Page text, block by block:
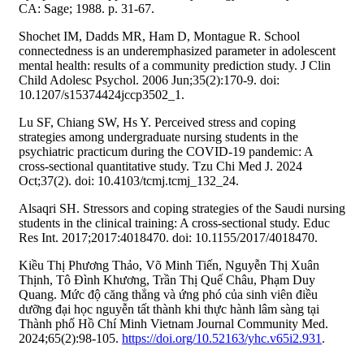
CA: Sage; 1988. p. 31-67.
Shochet IM, Dadds MR, Ham D, Montague R. School
connectedness is an underemphasized parameter in adolescent
mental health: results of a community prediction study. J Clin
Child Adolesc Psychol. 2006 Jun;35(2):170-9. doi:
10.1207/s15374424jccp3502_1.
Lu SF, Chiang SW, Hs Y. Perceived stress and coping
strategies among undergraduate nursing students in the
psychiatric practicum during the COVID-19 pandemic: A
cross-sectional quantitative study. Tzu Chi Med J. 2024
Oct;37(2). doi: 10.4103/tcmj.tcmj_132_24.
Alsaqri SH. Stressors and coping strategies of the Saudi nursing
students in the clinical training: A cross-sectional study. Educ
Res Int. 2017;2017:4018470. doi: 10.1155/2017/4018470.
Kiều Thị Phương Thảo, Võ Minh Tiến, Nguyễn Thị Xuân
Thịnh, Tô Đình Khương, Trần Thị Quế Châu, Phạm Duy
Quang. Mức độ căng thẳng và ứng phó của sinh viên điều
dưỡng đại học nguyễn tất thành khi thực hành lâm sàng tại
Thành phố Hồ Chí Minh Vietnam Journal Community Med.
2024;65(2):98-105. https://doi.org/10.52163/yhc.v65i2.931 .